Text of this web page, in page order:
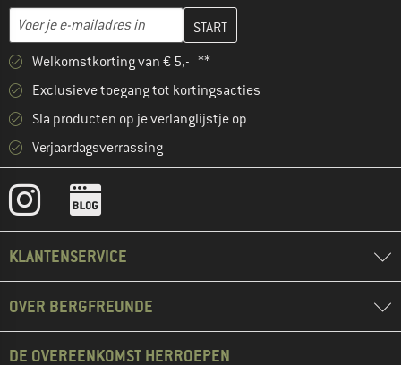
E-mailadres
Vul je e-mailadres hier in en maak in de volgende stap je
Welkomstkorting van € 5,- **
Exclusieve toegang tot kortingsacties
Sla producten op je verlanglijstje op
Verjaardagsverrassing
KLANTENSERVICE
OVER BERGFREUNDE
DE OVEREENKOMST HERROEPEN